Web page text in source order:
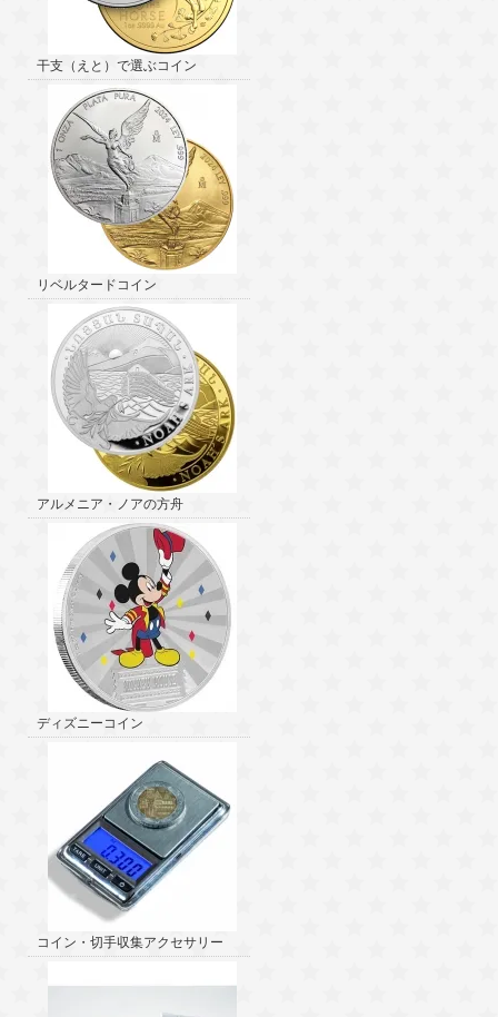
干支（えと）で選ぶコイン
リベルタードコイン
アルメニア・ノアの方舟
ディズニーコイン
コイン・切手収集アクセサリー